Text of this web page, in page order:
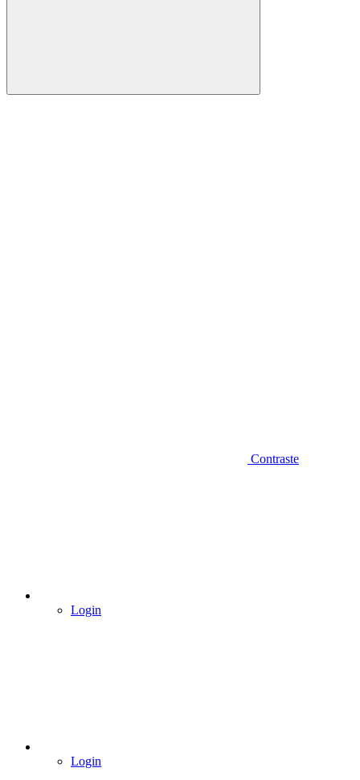
Buscar
Contraste
Login
Login